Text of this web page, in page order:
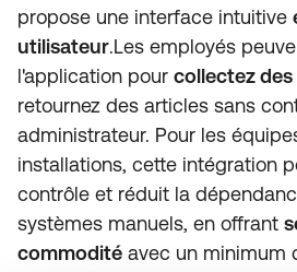
propose une interface intuitive
utilisateur.Les employés
l'application pour collectez des
retournez des articles sans
administrateur. Pour les
installations, cette intégration
contrôle et réduit la
systèmes manuels, en offrant
commodité avec un minimum